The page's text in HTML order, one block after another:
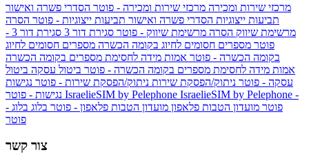
מרכזי שירות ומכירה מרכזי שירות ומכירה - פוטר הסדרי פשרה ואישור
תביעות ייצוגיות הסדרי פשרה ואישור תביעות ייצוגיות - פוטר הסרה
מרשימת שיווק הסרה מרשימת שיווק - פוטר סגירת דור 3
סגירת דור 3 -
פוטר מספרים חסומים לחיוג בקומה הכשרה מספרים חסומים לחיוג
בקומה הכשרה - פוטר אמות מידה לחסימת מספרים בקומה הכשרה
אמות מידה לחסימת מספרים בקומה הכשרה - פוטר ביטול עסקה ביטול
עסקה - פוטר ניתוק/הפסקת שירות ניתוק/הפסקת שירות - פוטר נגישות
IsraelieSIM by Pelephone IsraelieSIM by Pelephone -
פוטר מועדון הטבות פלאפון מועדון הטבות פלאפון - פוטר בלוג בלוג -
פוטר
צור קשר